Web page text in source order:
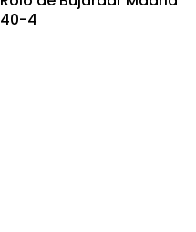
40-4